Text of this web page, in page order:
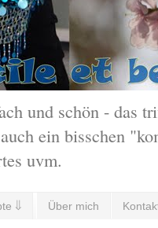
und schön - das
ein bisschen
uvm.
⇓ Über mich